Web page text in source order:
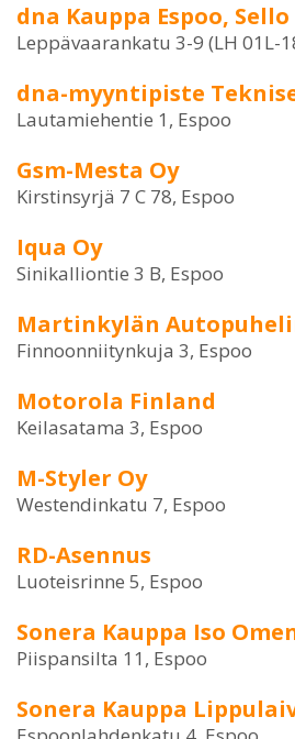
dna Kauppa Espoo, Sello
Leppävaarankatu 3-9 (LH 01L-
dna-myyntipiste
Lautamiehentie 1, Espoo
Gsm-Mesta Oy
Kirstinsyrjä 7 C 78, Espoo
Iqua Oy
Sinikalliontie 3 B, Espoo
Martinkylän
Finnoonniitynkuja 3, Espoo
Motorola Finland
Keilasatama 3, Espoo
M-Styler Oy
Westendinkatu 7, Espoo
RD-Asennus
Luoteisrinne 5, Espoo
Sonera Kauppa Iso
Piispansilta 11, Espoo
Sonera Kauppa